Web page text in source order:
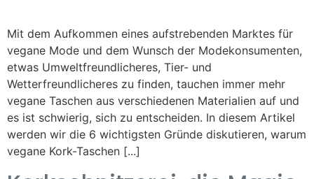
Mit dem Aufkommen eines aufstrebenden Marktes für
vegane Mode und dem Wunsch der Modekonsumenten,
etwas Umweltfreundlicheres, Tier- und
Wetterfreundlicheres zu finden, tauchen immer mehr
vegane Taschen aus verschiedenen Materialien auf und
es ist schwierig, sich zu entscheiden. In diesem Artikel
werden wir die 6 wichtigsten Gründe diskutieren, warum
vegane Kork-Taschen [...]